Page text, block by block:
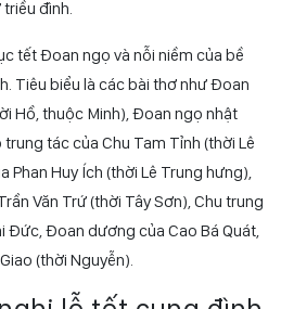
đình.
tết Đoan ngọ và nỗi niềm của bề
. Tiêu biểu là các bài thơ nhưĐoan
Hồ, thuộc Minh), Đoan ngọ nhật
trung táccủa Chu Tam Tỉnh (thời Lê
Phan Huy Ích (thời Lê Trung hưng),
Văn Trứ (thời Tây Sơn), Chu trung
Đức, Đoan dương của Cao Bá Quát,
(thời Nguyễn).